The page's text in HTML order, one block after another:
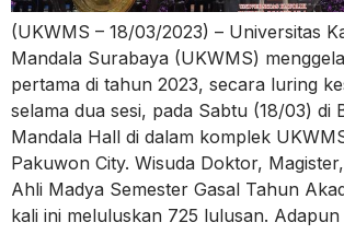
(UKWMS – 18/03/2023) – Universitas
Mandala Surabaya (UKWMS)
pertama di tahun 2023, secara luring
selama dua sesi, pada Sabtu (18/03) di
Mandala Hall di dalam komplek
Pakuwon City. Wisuda Doktor,
Ahli Madya Semester Gasal Tahun
kali ini meluluskan 725 lulusan.